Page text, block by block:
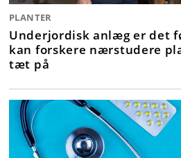
PLANTER
Underjordisk anlæg er det
kan forskere nærstudere
tæt på